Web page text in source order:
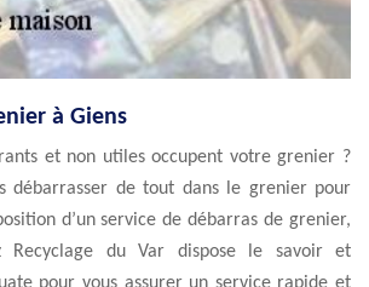
à Giens
et non utiles occupent votre grenier ?
débarrasser de tout dans le grenier pour
d’un service de débarras de grenier,
Recyclage du Var dispose le savoir et